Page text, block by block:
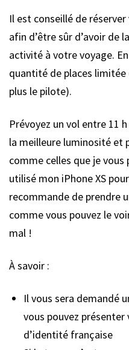
Il est conseillé de
afin d’être sûr d’avoir de
activité à votre voyage.
quantité de places
plus le pilote).
Prévoyez un vol entre 11
la meilleure luminosité et
comme celles que je vous
utilisé mon iPhone XS
recommande de prendre
comme vous pouvez le
mal !
À savoir :
Il vous sera demandé
vous pouvez
d’identité française